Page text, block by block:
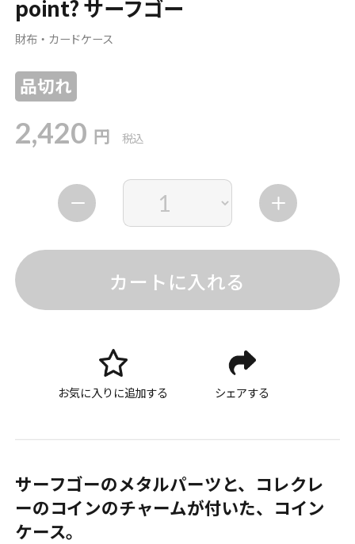
point? サーフゴー
財布・カードケース
品切れ
2,420 円 税込
カートに入れる
お気に入りに追加する シェアする
サーフゴーのメタルパーツと、コレクレ
ーのコインのチャームが付いた、コイン
ケース。